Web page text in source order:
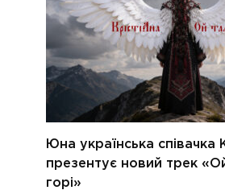
Юна українська співачка
презентує новий трек
горі»